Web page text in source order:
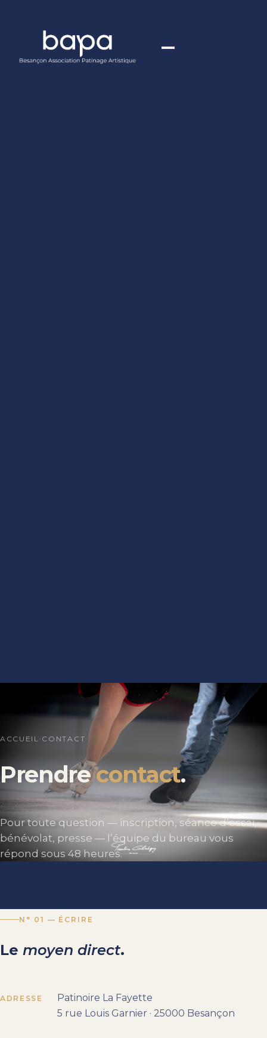
ACCUEIL · CONTACT
Prendre contact.
Pour toute question — inscription, séance d’essai,
bénévolat, presse — l’équipe du bureau vous
répond sous 48 heures.
N° 01 — ÉCRIRE
Le moyen direct.
ADRESSE
Patinoire La Fayette
5 rue Louis Garnier · 25000 Besançon